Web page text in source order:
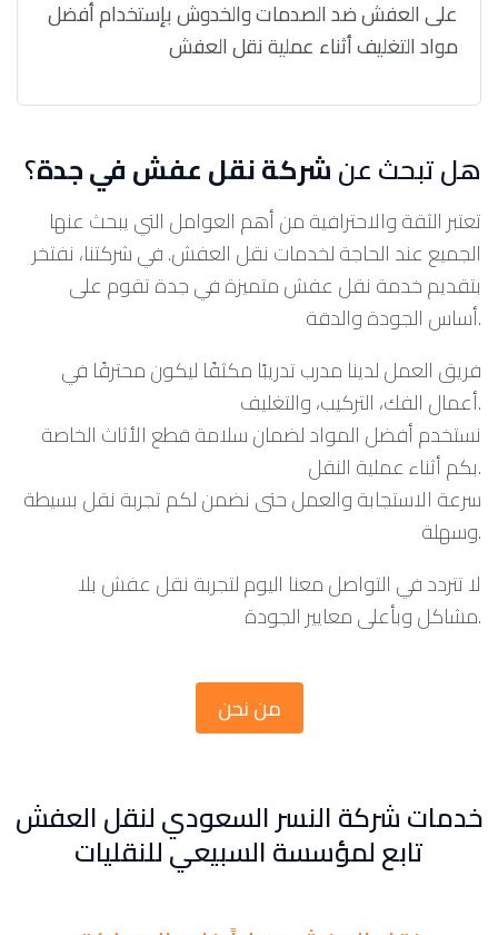
على العفش ضد الصدمات والخدوش بإستخدام أفضل
مواد التغليف أثناء عملية نقل العفش
هل تبحث عنشركة نقل عفش في جدة؟
تعتبر الثقة والاحترافية من أهم العوامل التي يبحث عنها
الجميع عند الحاجة لخدمات نقل العفش. في شركتنا، نفتخر
بتقديم خدمة نقل عفش متميزة في جدة تقوم على
أساس الجودة والدقة.
أعمال الفك، التركيب، والتغليف.
نستخدم أفضل المواد لضمان سلامة قطع الأثاث الخاصة
بكم أثناء عملية النقل.
سرعة الاستجابة والعمل حتى نضمن لكم تجربة نقل بسيطة
وسهلة.
لا تتردد في التواصل معنا اليوم لتجربة نقل عفش بلا
مشاكل وبأعلى معايير الجودة.
من نحن
خدمات شركة النسر السعودي لنقل العفش
تابع لمؤسسة السبيعي للنقليات